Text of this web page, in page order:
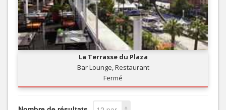
La Terrasse du Plaza
Bar Lounge, Restaurant
Fermé